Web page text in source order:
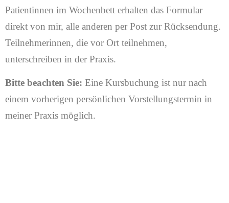
Patientinnen im Wochenbett erhalten das Formular
direkt von mir, alle anderen per Post zur Rücksendung.
Teilnehmerinnen, die vor Ort teilnehmen,
unterschreiben in der Praxis.
Bitte beachten Sie: Eine Kursbuchung ist nur nach
einem vorherigen persönlichen Vorstellungstermin in
meiner Praxis möglich.